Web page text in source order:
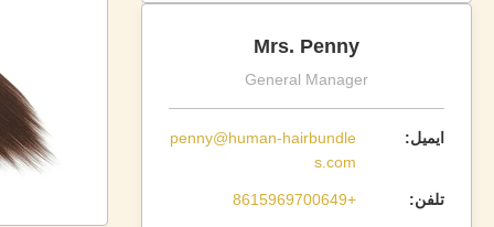
Mrs. Penny
General Manager
ایمیل:
penny@human-hairbundle
s.com
تلفن: +8615969700649